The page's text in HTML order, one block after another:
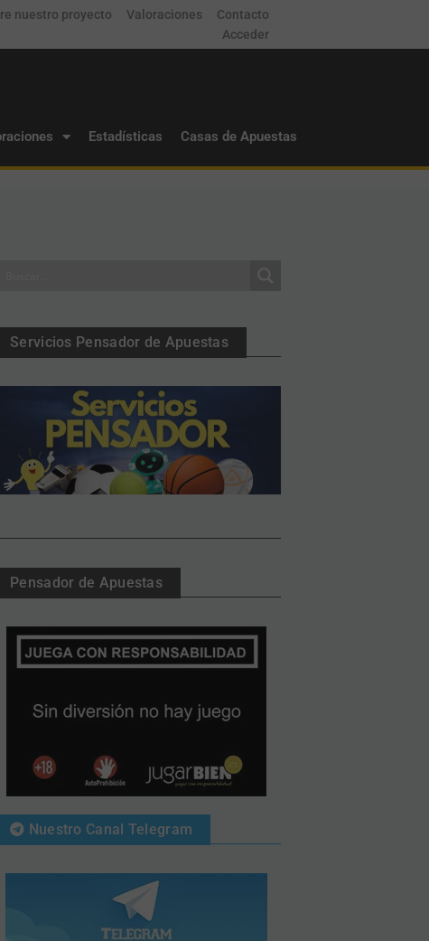
nuestro proyecto Valoraciones
Contacto
Acceder
Estadísticas Casas de Apuestas
Servicios Pensador de Apuestas
Pensador de Apuestas
Nuestro Canal Telegram